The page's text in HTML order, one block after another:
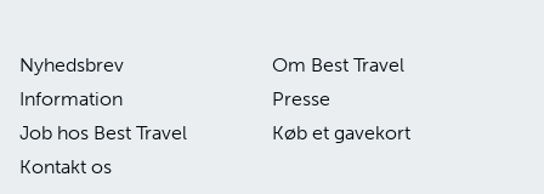
Nyhedsbrev
Om Best Travel
Information
Presse
Job hos Best Travel
Køb et gavekort
Kontakt os